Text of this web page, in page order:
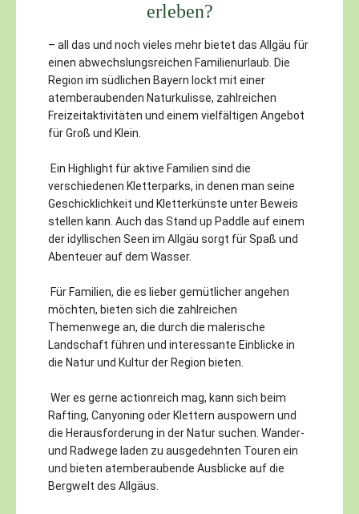
erleben?
– all das und noch vieles mehr bietet das Allgäu für
einen abwechslungsreichen Familienurlaub. Die
Region im südlichen Bayern lockt mit einer
atemberaubenden Naturkulisse, zahlreichen
Freizeitaktivitäten und einem vielfältigen Angebot
für Groß und Klein.
Ein Highlight für aktive Familien sind die
verschiedenen Kletterparks, in denen man seine
Geschicklichkeit und Kletterkünste unter Beweis
stellen kann. Auch das Stand up Paddle auf einem
der idyllischen Seen im Allgäu sorgt für Spaß und
Abenteuer auf dem Wasser.
Für Familien, die es lieber gemütlicher angehen
möchten, bieten sich die zahlreichen
Themenwege an, die durch die malerische
Landschaft führen und interessante Einblicke in
die Natur und Kultur der Region bieten.
Wer es gerne actionreich mag, kann sich beim
Rafting, Canyoning oder Klettern auspowern und
die Herausforderung in der Natur suchen. Wander-
und Radwege laden zu ausgedehnten Touren ein
und bieten atemberaubende Ausblicke auf die
Bergwelt des Allgäus.